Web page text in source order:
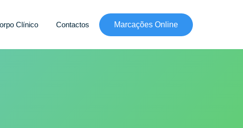
Clínico Contactos Marcações Online